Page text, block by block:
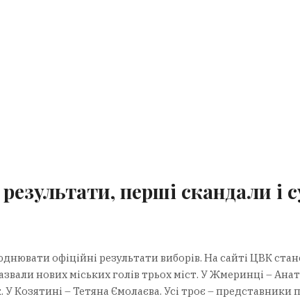
перші скандали і
офіційні результати виборів. На сайті ЦВК
нових міських голів трьох міст. У Жмеринці –
Козятині – Тетяна Ємолаєва. Усі троє – представники